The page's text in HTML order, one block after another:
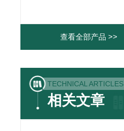
查看全部产品 >>
TECHNICAL ARTICLES
相关文章